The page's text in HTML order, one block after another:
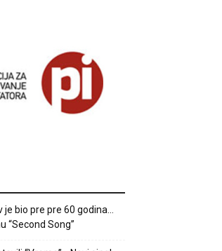
je bio pre pre 60 godina…
“Second Song”